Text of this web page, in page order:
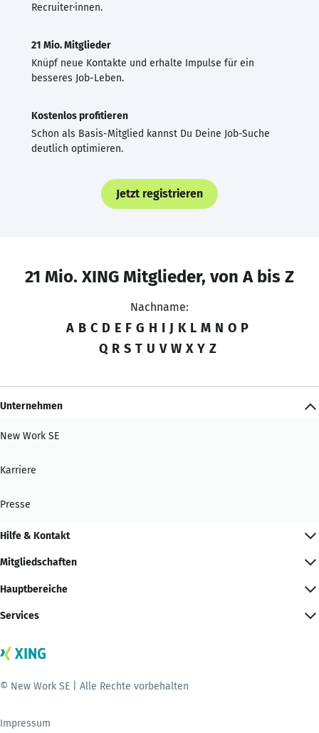
Recruiter·innen.
21 Mio. Mitglieder
Knüpf neue Kontakte und erhalte Impulse für ein
besseres Job-Leben.
Kostenlos profitieren
Schon als Basis-Mitglied kannst Du Deine Job-Suche
deutlich optimieren.
Jetzt registrieren
21 Mio. XING Mitglieder, von A bis Z
Nachname:
A B C D E F G H I J K L M N O P
Q R S T U V W X Y Z
Unternehmen
New Work SE
Karriere
Presse
Hilfe & Kontakt
Mitgliedschaften
Hauptbereiche
Services
© New Work SE | Alle Rechte vorbehalten
Impressum